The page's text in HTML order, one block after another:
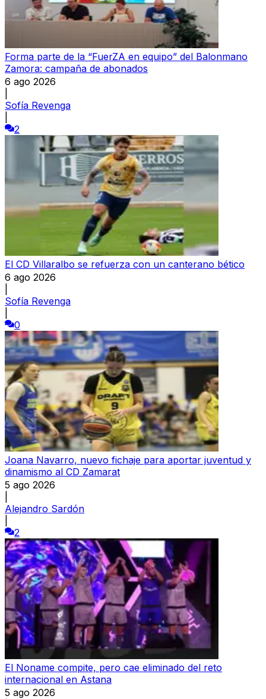
Forma parte de la “FuerZA en equipo” del Balonmano
Zamora: campaña de abonados
6 ago 2026
Sofía Revenga
2
El CD Villaralbo se refuerza con un canterano bético
6 ago 2026
Sofía Revenga
0
Joana Navarro, nuevo fichaje para aportar juventud y
dinamismo al CD Zamarat
5 ago 2026
Alejandro Sardón
2
El Noname compite, pero cae eliminado del reto
internacional en Astana
5 ago 2026